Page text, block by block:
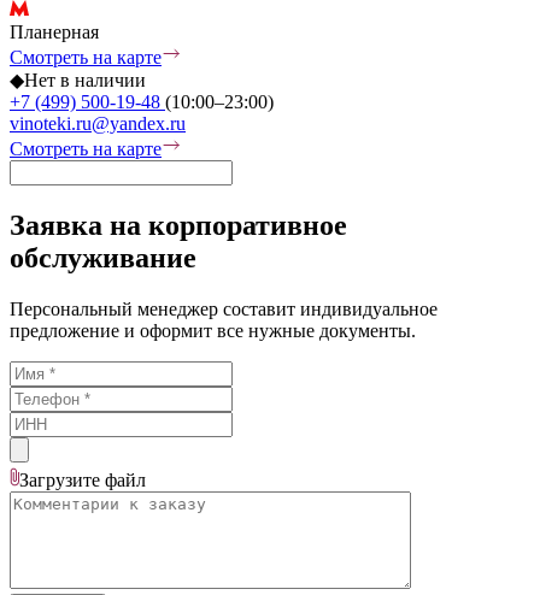
Планерная
Смотреть на карте
◆Нет в наличии
+7 (499) 500-19-48 (10:00–23:00)
vinoteki.ru@yandex.ru
Смотреть на карте
Заявка на корпоративное
обслуживание
Персональный менеджер составит индивидуальное
предложение и оформит все нужные документы.
Загрузите файл